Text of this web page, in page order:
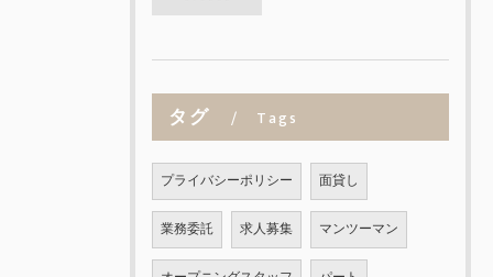
タグ Tags
プライバシーポリシー 面貸し
業務委託 求人募集 マンツーマン